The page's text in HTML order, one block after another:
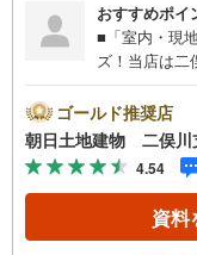
おすすめポイ
■「室内・現
ズ！当店は二
ーナーなど、
テレワークで
るためにON
せマイホーム
選びはフィ
じてみまし
ゴールド推奨店
朝日土地建物 二俣
4.54
資料